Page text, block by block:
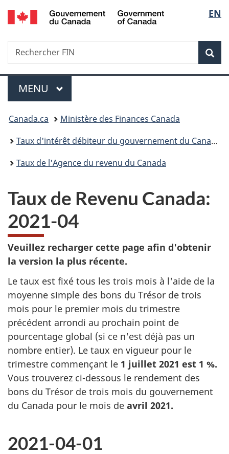
Passer
au
Passer
à
du
Passer
à
simplifiée
de
la
EN
Recherche
Rechercher
FIN
Menu
MENU PRINCIPAL
Vous
êtes
ici :
Canada.ca
Ministère des Finances Canada
Taux d'intérêt débiteur du gouvernement du Canada
Taux de l'Agence du revenu du Canada
Taux de Revenu Canada:
2021-04
Veuillez recharger cette page afin d'obtenir
la version la plus récente.
Le taux est fixé tous les trois mois à l'aide de la
moyenne simple des bons du Trésor de trois
mois pour le premier mois du trimestre
précédent arrondi au prochain point de
pourcentage global (si ce n'est déjà pas un
nombre entier). Le taux en vigueur pour le
trimestre commençant le 1 juillet 2021 est 1 %.
Vous trouverez ci-dessous le rendement des
bons du Trésor de trois mois du gouvernement
du Canada pour le mois de avril 2021.
2021-04-01